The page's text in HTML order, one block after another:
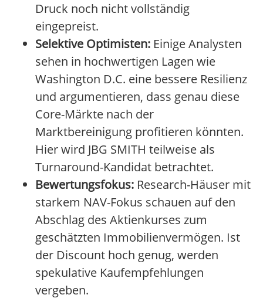
Druck noch nicht vollständig
eingepreist.
Selektive Optimisten: Einige Analysten
sehen in hochwertigen Lagen wie
Washington D.C. eine bessere Resilienz
und argumentieren, dass genau diese
Core-Märkte nach der
Marktbereinigung profitieren könnten.
Hier wird JBG SMITH teilweise als
Turnaround-Kandidat betrachtet.
Bewertungsfokus: Research-Häuser mit
starkem NAV-Fokus schauen auf den
Abschlag des Aktienkurses zum
geschätzten Immobilienvermögen. Ist
der Discount hoch genug, werden
spekulative Kaufempfehlungen
vergeben.